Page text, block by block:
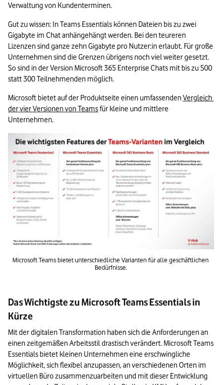
Verwaltung von Kundenterminen.
Gut zu wissen: In Teams Essentials können Dateien bis zu zwei
Gigabyte im Chat anhängehängt werden. Bei den teureren
Lizenzen sind ganze zehn Gigabyte pro Nutzer:in erlaubt. Für große
Unternehmen sind die Grenzen übrigens noch viel weiter gesetzt.
So sind in der Version Microsoft 365 Enterprise Chats mit bis zu 500
statt 300 Teilnehmenden möglich.
Microsoft bietet auf der Produktseite einen umfassenden Vergleich
der vier Versionen von Teams für kleine und mittlere
Unternehmen.
Microsoft Teams bietet unterschiedliche Varianten für alle geschäftlichen
Bedürfnisse.
Das Wichtigste zu Microsoft Teams Essentials in
Kürze
Mit der digitalen Transformation haben sich die Anforderungen an
einen zeitgemäßen Arbeitsstil drastisch verändert. Microsoft Teams
Essentials bietet kleinen Unternehmen eine erschwingliche
Möglichkeit, sich flexibel anzupassen, an verschiedenen Orten im
virtuellen Büro zusammenzuarbeiten und mit dieser Entwicklung